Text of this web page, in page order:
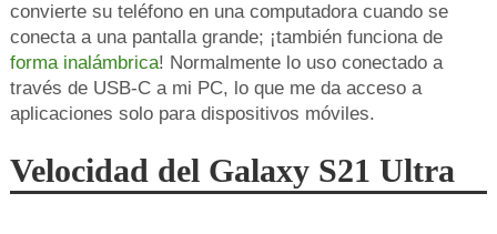
convierte su teléfono en una computadora cuando se
conecta a una pantalla grande; ¡también funciona de
forma inalámbrica! Normalmente lo uso conectado a
través de USB-C a mi PC, lo que me da acceso a
aplicaciones solo para dispositivos móviles.
Velocidad del Galaxy S21 Ultra